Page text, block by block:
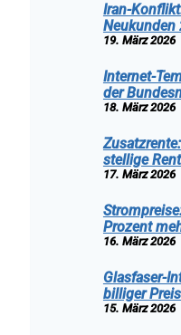
Iran-
Neukunden
19. März 2026
Internet-
der
18. März 2026
stellige
17. März 2026
Prozent
16. März 2026
Glasfaser-
billiger
15. März 2026